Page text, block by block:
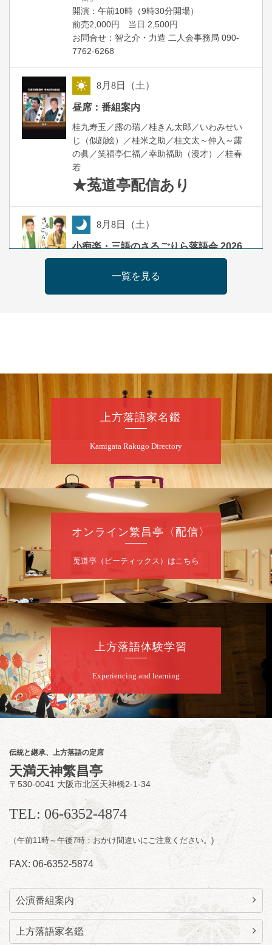
開演：午前10時（9時30分開場）
前売2,000円 当日 2,500円
お問合せ：智之介・力造 二人会事務局 090-
7762-6268
8月8日（土）
昼席：番組案内
桂九寿玉／露の瑞／桂きん太郎／いわみせい
じ（似顔絵）／桂米之助／桂文太～仲入～露
の眞／笑福亭仁福／幸助福助（漫才）／桂春
若
★菟道亭配信あり
8月8日（土）
小痴楽・三語のさるごりら落語会 2026
開演：午後6時（5時30分開場）全席指定
前売3,500円 当日4,000円
第98回 桂慶枝の早起き寄席～親子の噺
スペシャル～
僧」／桂三実「ワンワン」／桂慶枝「せんた
開演：午前10時（9時30分開場）1F全席指
定 2F全席自由
前売2,000円 当日2,500円 25歳以下前売・
当日共1,000円
お問合せ：落語ファクトリー 0120-874-315
8月 9 日（日）
昼席：番組案内
桂二豆／露の瑞／桂きん太郎／いわみせいじ
（似顔絵）／桂三扇／桂文太～仲入～笑福亭
笑利／笑福亭仁福／幸助福助（漫才）／桂春
若
8月9日（日）
らららのらくご会④
桂雀太「まんじゅうこわい」／桂三度「青
菜」／桂三実「ミュージック野菜ステーショ
ン」／桂九ノ一「胴乱の幸助」／代走みつく
に「なんのこっちゃねんあれこれ」
開演：午後6時（5時30分開場）全席指定
前売3,000円 当日3,500円
お問合せ：らららのらくご会予約事務局
090-6976-1777 email：
lalalanorakugo@gmail.com
一覧を見る
上方落語家名鑑
Kamigata Rakugo Directory
オンライン繁昌亭〈配信〉
莵道亭（ピーティックス）はこちら
上方落語体験学習
Experiencing and learning
伝統と継承、上方落語の定席
天満天神繁昌亭
〒530-0041 大阪市北区天神橋2-1-34
TEL: 06-6352-4874
（午前11時～午後7時：おかけ間違いにご注意ください。)
FAX: 06-6352-5874
公演番組案内
上方落語家名鑑